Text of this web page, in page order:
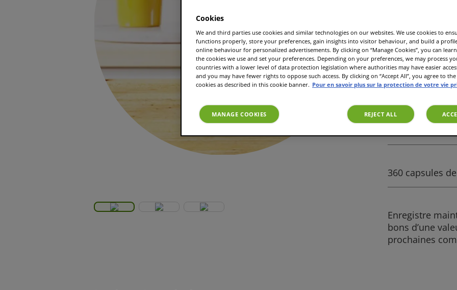
Machine à café
360 capsules de
Enregistre
bons d’une
prochaines
Cookies
We and third parties use cookies and similar technologies on our websites. We use cookies to
functions properly, store your preferences, gain insights into visitor behaviour, and build a
online behaviour for personalized advertisements. By clicking on “Manage Cookies”, you can
the cookies we use and set your preferences. Depending on your preferences, we may process
countries with a lower level of data protection legislation where authorities may have easier
and you may have fewer rights to oppose such access. By clicking on “Accept All”, you agree to
cookies as described in this cookie banner. Pour en savoir plus sur la protection de votre vie
MANAGE COOKIES REJECT ALL